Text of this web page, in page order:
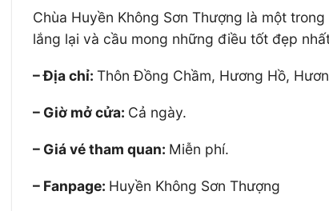
Chùa Huyền Không Sơn Thượng là một
lắng lại và cầu mong những điều tốt đẹp
– Địa chỉ:Thôn Đồng Chầm, Hương Hồ,
– Giờ mở cửa: Cả ngày.
– Giá vé tham quan: Miễn phí.
– Fanpage: Huyền Không Sơn Thượng